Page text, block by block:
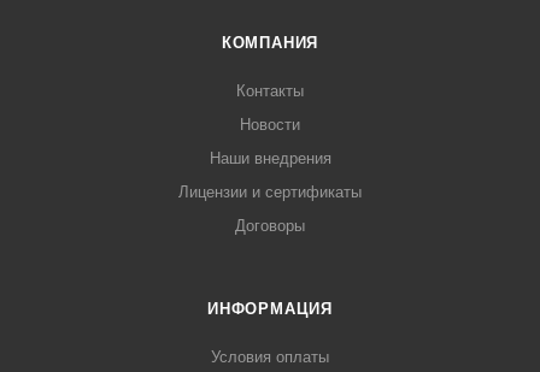
КОМПАНИЯ
Контакты
Новости
Наши внедрения
Лицензии и сертификаты
Договоры
ИНФОРМАЦИЯ
Условия оплаты